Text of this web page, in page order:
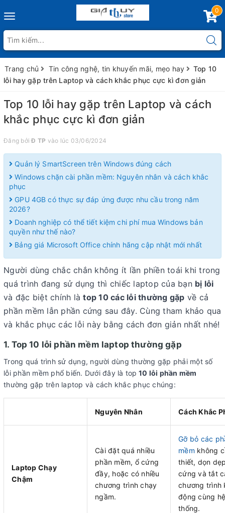
Toggle
0
Trang chủ Tin công nghệ, tin khuyến mãi, mẹo hay
Top 10
lỗi hay gặp trên Laptop và cách khắc phục cực kì đơn giản
Top 10 lỗi hay gặp trên Laptop và cách
khắc phục cực kì đơn giản
Đăng bởiĐ TP vào lúc 03/06/2024
Quản lý SmartScreen trên Windows đúng cách
Windows chặn cài phần mềm: Nguyên nhân và cách khắc
phục
GPU 4GB có thực sự đáp ứng được nhu cầu trong năm
2026?
Doanh nghiệp có thể tiết kiệm chi phí mua Windows bản
quyền như thế nào?
Bảng giá Microsoft Office chính hãng cập nhật mới nhất
Người dùng chắc chắn không ít lần phiền toái khi trong
quá trình đang sử dụng thì chiếc laptop của bạn bị lỗi
và đặc biệt chính làtop 10 các lỗi thường gặp về cả
phần mềm lẫn phần cứng sau đây. Cùng tham khảo qua
và khắc phục các lỗi này bằng cách đơn giản nhất nhé!
1. Top 10 lỗi phần mềm laptop thường gặp
Trong quá trình sử dụng, người dùng thường gặp phải một số
lỗi phần mềm phổ biến. Dưới đây là top 10 lỗi phần mềm
thường gặp trên laptop và cách khắc phục chúng:
Nguyên Nhân Cách Khắc
Laptop Chạy
Chậm
Cài đặt quá nhiều
phần mềm, ổ cứng
đầy, hoặc có nhiều
chương trình chạy
ngầm.
Gỡ bỏ các
mềm không
thiết, dọn
cứng và tắt
chương trình
động cùng hệ
thống.